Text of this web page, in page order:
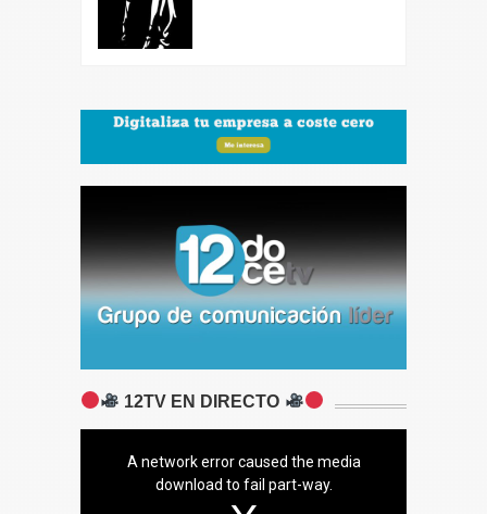
12TV EN DIRECTO
A network error caused the media
download to fail part-way.